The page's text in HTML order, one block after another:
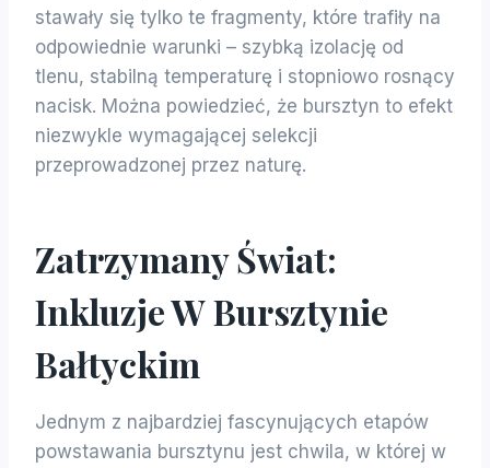
stawały się tylko te fragmenty, które trafiły na
odpowiednie warunki – szybką izolację od
tlenu, stabilną temperaturę i stopniowo rosnący
nacisk. Można powiedzieć, że bursztyn to efekt
niezwykle wymagającej selekcji
przeprowadzonej przez naturę.
Zatrzymany Świat:
Inkluzje W Bursztynie
Bałtyckim
Jednym z najbardziej fascynujących etapów
powstawania bursztynu jest chwila, w której w